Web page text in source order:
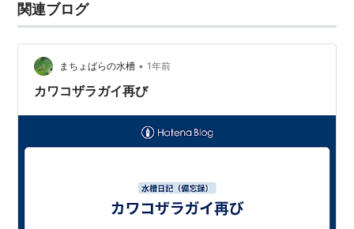
関連ブログ
まちょばらの水槽 • 1年前
カワコザラガイ再び